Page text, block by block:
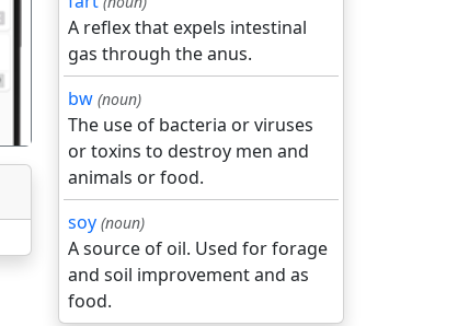
A reflex that expels intestinal
gas through the anus.
bw (noun)
The use of bacteria or viruses
or toxins to destroy men and
animals or food.
soy (noun)
A source of oil. Used for forage
and soil improvement and as
food.